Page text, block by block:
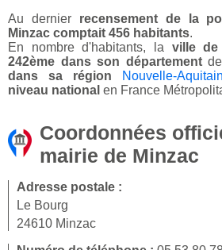
Au dernier recensement de la
Minzac comptait 456 habitants.
En nombre d'habitants, la ville de
242ème dans son départementde
dans sa région
Nouvelle-
niveau national en France
Coordonnées
mairie de Minzac
Adresse postale :
Le Bourg
24610 Minzac